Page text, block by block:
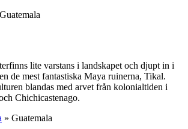
lite varstans i landskapet och djupt in i
de mest fantastiska Maya ruinerna, Tikal.
blandas med arvet från kolonialtiden i
Chichicastenago.
» Guatemala